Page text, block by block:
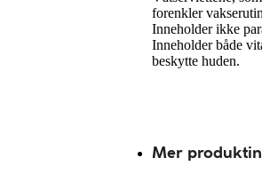
forenkler
Inneholder ikke
Inneholder både
beskytte huden.
Mer